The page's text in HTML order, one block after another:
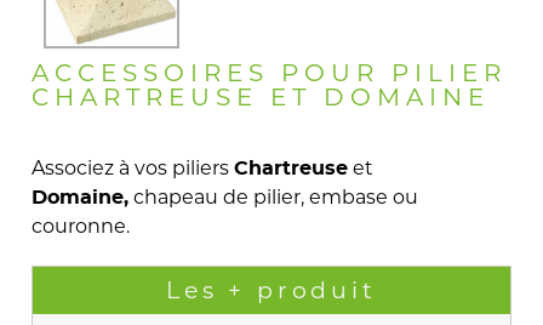
ACCESSOIRES POUR PILIER
CHARTREUSE ET DOMAINE
Associez à vos piliersChartreuse et
Domaine, chapeau de pilier, embase ou
couronne.
Les + produit